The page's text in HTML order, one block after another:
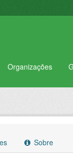
Organizações
Sobre